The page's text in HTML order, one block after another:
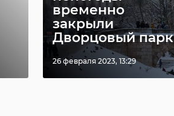
временно
закрыли
Дворцовый парк
26 февраля 2023, 13:29